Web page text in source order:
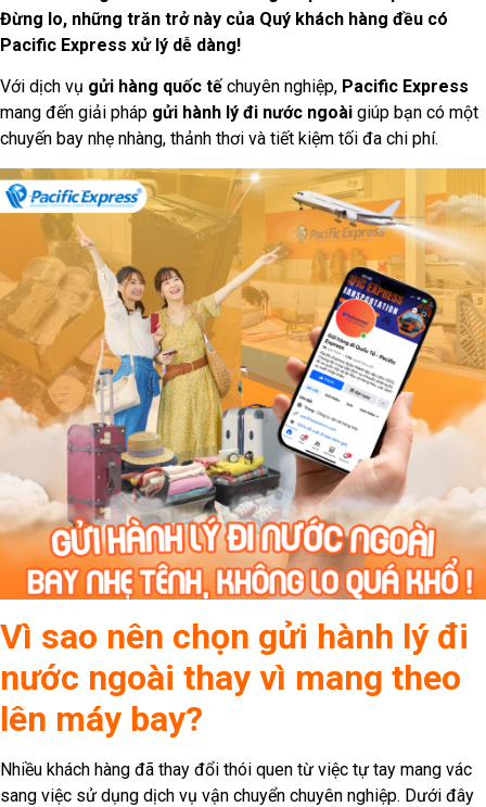
Đừng lo, những trăn trở này của Quý khách hàng đều có
Pacific Express xử lý dễ dàng!
Với dịch vụ gửi hàng quốc tế chuyên nghiệp, Pacific Express
mang đến giải pháp gửi hành lý đi nước ngoài giúp bạn có một
chuyến bay nhẹ nhàng, thảnh thơi và tiết kiệm tối đa chi phí.
Vì sao nên chọn gửi hành lý đi
nước ngoài thay vì mang theo
lên máy bay?
Nhiều khách hàng đã thay đổi thói quen từ việc tự tay mang vác
sang việc sử dụng dịch vụ vận chuyển chuyên nghiệp. Dưới đây